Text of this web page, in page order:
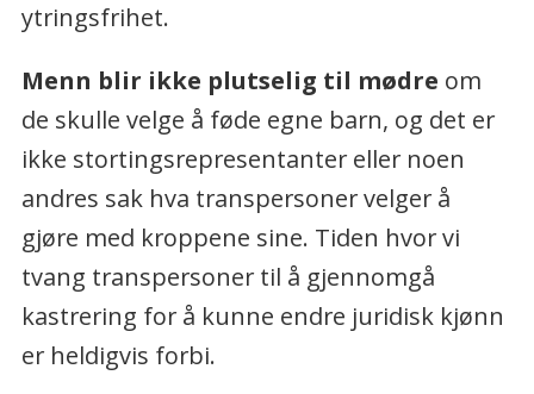
ytringsfrihet.
Menn blir ikke plutselig til mødre om
de skulle velge å føde egne barn, og det er
ikke stortingsrepresentanter eller noen
andres sak hva transpersoner velger å
gjøre med kroppene sine. Tiden hvor vi
tvang transpersoner til å gjennomgå
kastrering for å kunne endre juridisk kjønn
er heldigvis forbi.